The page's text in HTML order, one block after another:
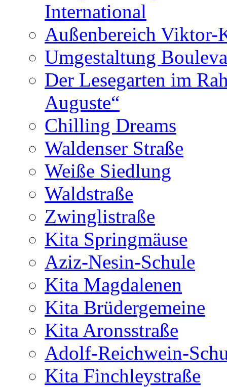
International
Außenbereich Viktor-
Umgestaltung
Der Lesegarten im
Auguste“
Chilling Dreams
Waldenser Straße
Weiße Siedlung
Waldstraße
Zwinglistraße
Kita Springmäuse
Aziz-Nesin-Schule
Kita Magdalenen
Kita Brüdergemeine
Kita Aronsstraße
Adolf-Reichwein-
Kita Finchleystraße